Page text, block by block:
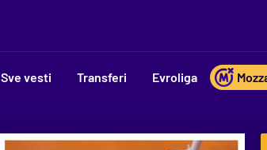
Sve vesti Transferi Evroliga